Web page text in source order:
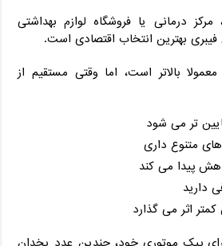
مرکز درمانی یا فروشگاه لوازم بهداشتی
بهترین انتخاب اقتصادی است.
بالاتر است، اما وقتی مستقیم از
‌تر می ‌شود
متنوع داری
پیدا می‌ کند
دارید
کمتر اثر می‌ گذارد